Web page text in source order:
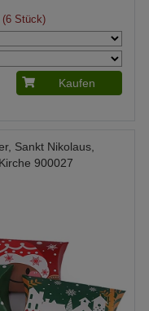
Stück)
Kaufen
Sankt Nikolaus,
900027